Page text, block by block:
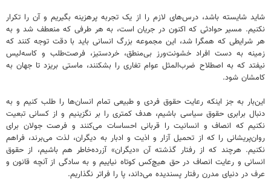
شاید شایسته باشد، درس‌های لازم را از یک تجربه پرهزینه بگیریم و آن را تکرار
نکنیم. مسیر حوادثی که اکنون در جریان است، به هر طرفی که منعطف شد و به
هر شرایطی که همگرا شد، این مجموعه بزرگ انسانی باید با دقت توجه کنند که
زمینه به دست افراد خشونت‌ورز بی‌منطق، خردستیز، فرصت‌طلب و کاسه‌لیس
نیفتد که به اصطلاح ضرب‌المثل عوام تغاری را بشکنند، ماستی بریزد تا جهان به
کامشان شود.
این‌بار به جز اینکه رعایت حقوق فردی و طبیعی تمام انسان‌ها را طلب کنیم و به
دنبال برابری حقوق سیاسی باشیم، هدف کمتری را بر نگزینیم و از کسانی تبعیت
نکنیم که انصاف و انسانیت را قربانی احساسات می‌کنند و فرصت جولان برای
روان‌پریشانی را که از تحمیل آزار و اذیت و ادبار به دیگران، لذت می‌برند، فراهم
نکنیم. هرچند که از رفتار گذشته آن «دیگران» آزرده‌خاطر هم باشیم، از حقوق
انسانی و رعایت انصاف در حق هیچ‌کس کوتاه نیاییم و به سادگی از آنچه قانون و
عرف در دنیای مدرن رفتار پسندیده می‌داند، پا را فراتر نگذاریم.